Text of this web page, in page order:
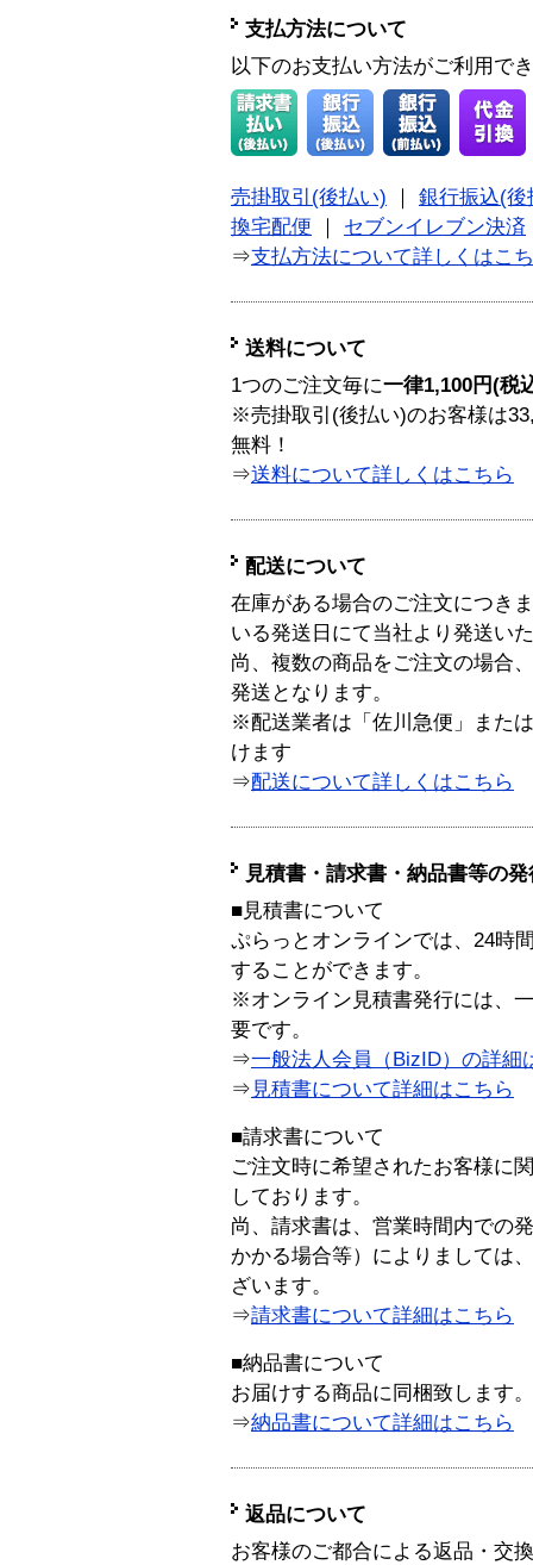
支払方法について
以下のお支払い方法がご利用で
売掛取引(後払い)
銀行振込(後
換宅配便
セブンイレブン決済
⇒支払方法について詳しくはこ
送料について
1つのご注文毎に一律1,100円(税
※売掛取引(後払い)のお客様は
無料！
⇒送料について詳しくはこちら
配送について
在庫がある場合のご注文につき
いる発送日にて当社より発送い
尚、複数の商品をご注文の場合
発送となります。
※配送業者は「佐川急便」また
けます
⇒配送について詳しくはこちら
見積書・請求書・納品書等の
■見積書について
ぷらっとオンラインでは、24時
することができます。
※オンライン見積書発行には、
要です。
⇒一般法人会員（BizID）の詳細
⇒ 見積書について詳細はこちら
■請求書について
ご注文時に希望されたお客様に
しております。
尚、請求書は、営業時間内での
かかる場合等）によりましては
ざいます。
⇒請求書について詳細はこちら
■納品書について
お届けする商品に同梱致します。
⇒納品書について詳細はこちら
返品について
お客様のご都合による返品・交